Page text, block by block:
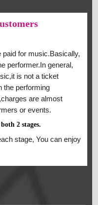
paid for music.Basically,
performer.In general,
is not a ticket
the performing
are almost
or events.
2 stages.
stage, You can enjoy